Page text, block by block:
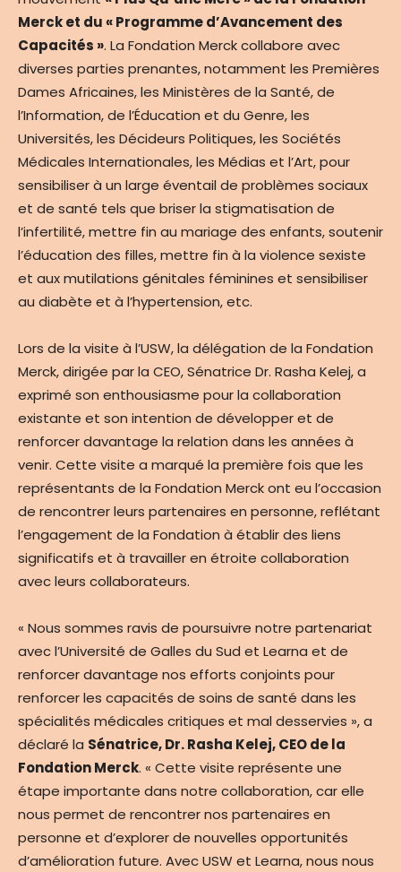
Merck et du « Programme d’Avancement des
Capacités ». La Fondation Merck collabore avec
diverses parties prenantes, notamment les Premières
Dames Africaines, les Ministères de la Santé, de
l’Information, de l’Éducation et du Genre, les
Universités, les Décideurs Politiques, les Sociétés
Médicales Internationales, les Médias et l’Art, pour
sensibiliser à un large éventail de problèmes sociaux
et de santé tels que briser la stigmatisation de
l’infertilité, mettre fin au mariage des enfants, soutenir
l’éducation des filles, mettre fin à la violence sexiste
et aux mutilations génitales féminines et sensibiliser
au diabète et à l’hypertension, etc.
Lors de la visite à l’USW, la délégation de la Fondation
Merck, dirigée par la CEO, Sénatrice Dr. Rasha Kelej, a
exprimé son enthousiasme pour la collaboration
existante et son intention de développer et de
renforcer davantage la relation dans les années à
venir. Cette visite a marqué la première fois que les
représentants de la Fondation Merck ont eu l’occasion
de rencontrer leurs partenaires en personne, reflétant
l’engagement de la Fondation à établir des liens
significatifs et à travailler en étroite collaboration
avec leurs collaborateurs.
« Nous sommes ravis de poursuivre notre partenariat
avec l’Université de Galles du Sud et Learna et de
renforcer davantage nos efforts conjoints pour
renforcer les capacités de soins de santé dans les
spécialités médicales critiques et mal desservies », a
déclaré la Sénatrice, Dr. Rasha Kelej, CEO de la
Fondation Merck. « Cette visite représente une
étape importante dans notre collaboration, car elle
nous permet de rencontrer nos partenaires en
personne et d’explorer de nouvelles opportunités
d’amélioration future. Avec USW et Learna, nous nous